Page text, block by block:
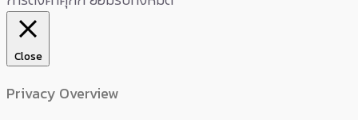
Close
Privacy Overview